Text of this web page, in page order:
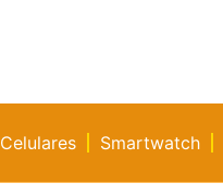
Celulares Smartwatch